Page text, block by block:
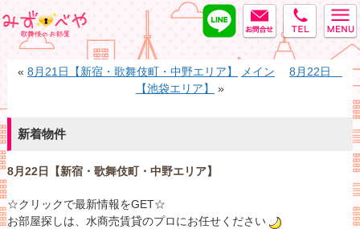
tel
MAIL
LINE
« 8月21日【新宿・歌舞伎町・中野エリア】 メイン
8月22日
【池袋エリア】
»
新着物件
8月22日【新宿・歌舞伎町・中野エリア】
☆クリックで最新情報をGET☆
お部屋探しは、水商売賃貸のプロにお任せください